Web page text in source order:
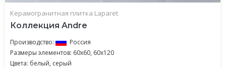
Керамогранитная плитка Laparet
Коллекция Andre
Производство:
Россия
Размеры элементов: 60x60, 60x120
Цвета: белый, серый